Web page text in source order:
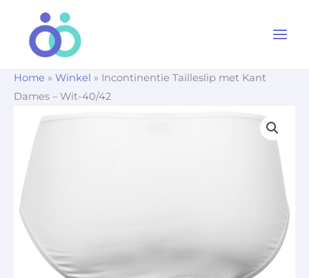
Home » Winkel » Incontinentie Tailleslip met Kant
Dames – Wit-40/42